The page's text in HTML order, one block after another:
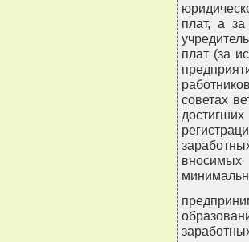
плат, а
плат (за
советах